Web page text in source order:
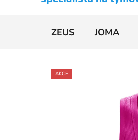
ZEUS JOMA
AKCE